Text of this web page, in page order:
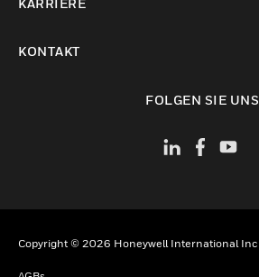
KONTAKT
FOLGEN SIE UNS
Copyright © 2026 Honeywell International Inc